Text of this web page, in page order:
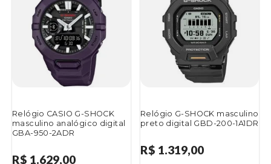
Relógio CASIO G-SHOCK
masculino analógico digital
GBA-950-2ADR
R$ 1.629,00
Relógio G-SHOCK masculino
preto digital GBD-200-1A1DR
R$ 1.319,00